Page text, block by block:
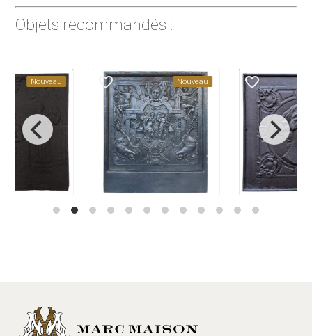
Objets recommandés :
Nouveau Nouveau